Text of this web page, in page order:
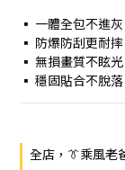
▪ 一體全包不進灰
▪ 防爆防刮更耐摔
▪ 無損畫質不眩光
▪ 穩固貼合不脫落
全店，👔乘風老
動、出貨、保固
言。
真人客服時間